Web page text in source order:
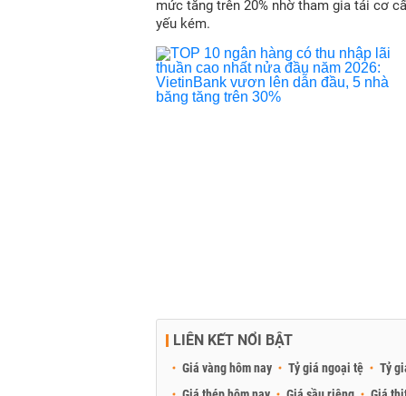
mức tăng trên 20% nhờ tham gia tái cơ
yếu kém.
LIÊN KẾT NỔI BẬT
Giá vàng hôm nay Tỷ giá ngoại tệ Tỷ